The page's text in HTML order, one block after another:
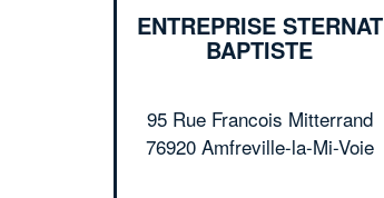
ENTREPRISE STERNAT
BAPTISTE
95 Rue Francois Mitterrand
76920 Amfreville-la-Mi-Voie